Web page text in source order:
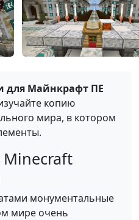
для Майнкрафт ПЕ
копию
мира, в котором
Minecraft
монументальные
мире очень